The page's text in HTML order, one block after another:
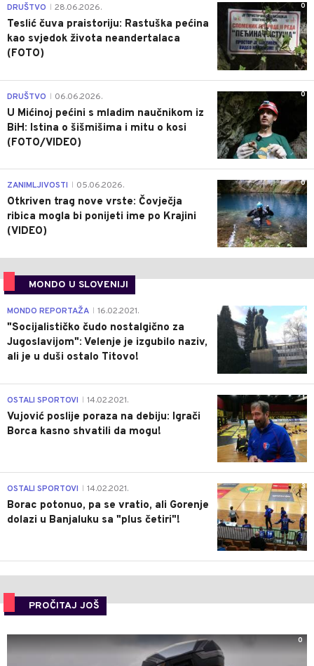
0
DRUŠTVO 28.06.2026.
Teslić čuva praistoriju: Rastuška pećina
kao svjedok života neandertalaca
(FOTO)
0
DRUŠTVO 06.06.2026.
U Mićinoj pećini s mladim naučnikom iz
BiH: Istina o šišmišima i mitu o kosi
(FOTO/VIDEO)
0
ZANIMLJIVOSTI 05.06.2026.
Otkriven trag nove vrste: Čovječja
ribica mogla bi ponijeti ime po Krajini
(VIDEO)
MONDO U SLOVENIJI
4
MONDO REPORTAŽA 16.02.2021.
"Socijalističko čudo nostalgično za
Jugoslavijom": Velenje je izgubilo naziv,
ali je u duši ostalo Titovo!
1
OSTALI SPORTOVI 14.02.2021.
Vujović poslije poraza na debiju: Igrači
Borca kasno shvatili da mogu!
3
OSTALI SPORTOVI 14.02.2021.
Borac potonuo, pa se vratio, ali Gorenje
dolazi u Banjaluku sa "plus četiri"!
PROČITAJ JOŠ
0